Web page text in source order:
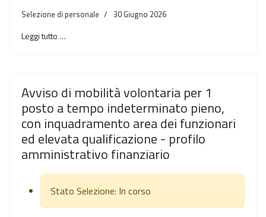
Selezione di personale 30 Giugno 2026
Leggi tutto …
Avviso di mobilità volontaria per 1
posto a tempo indeterminato pieno,
con inquadramento area dei funzionari
ed elevata qualificazione - profilo
amministrativo finanziario
Stato Selezione: In corso